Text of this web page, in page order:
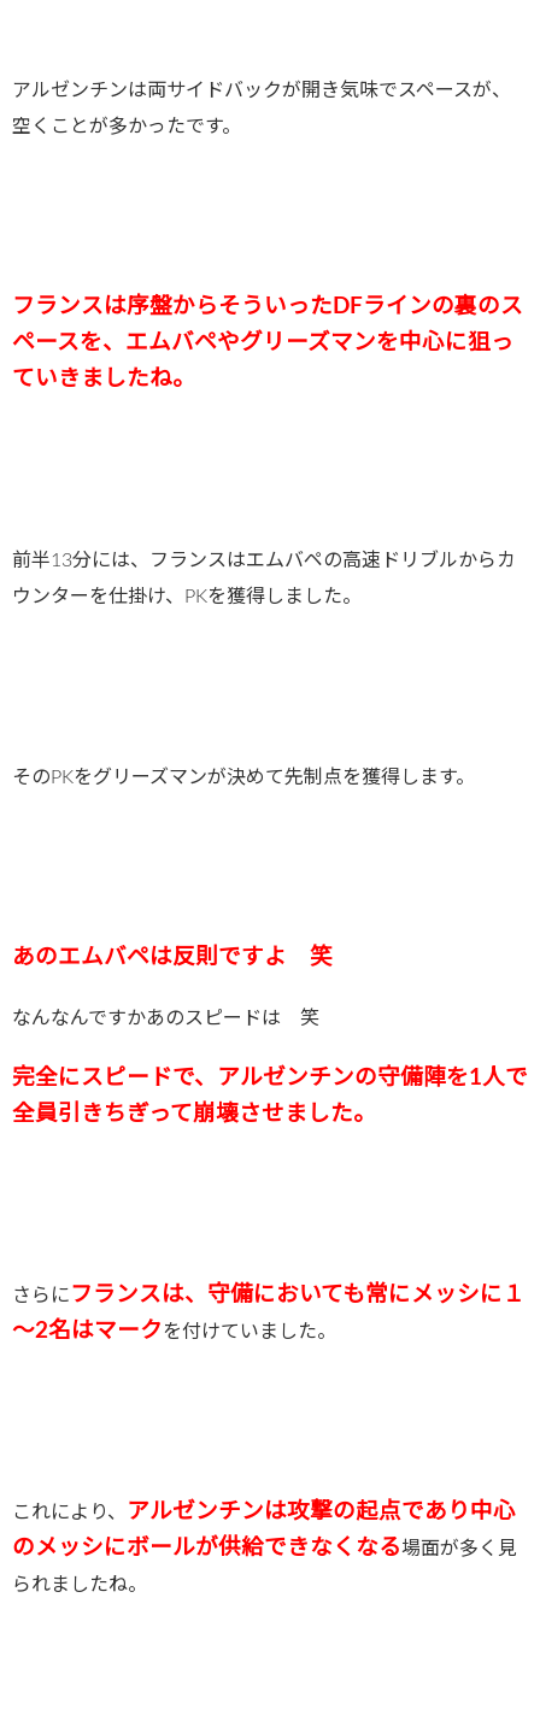
アルゼンチンは両サイドバックが開き気味でスペースが、
空くことが多かったです。
フランスは序盤からそういったDFラインの裏のス
ペースを、エムバペやグリーズマンを中心に狙っ
ていきましたね。
前半13分には、フランスはエムバペの高速ドリブルからカ
ウンターを仕掛け、PKを獲得しました。
そのPKをグリーズマンが決めて先制点を獲得します。
あのエムバペは反則ですよ 笑
なんなんですかあのスピードは 笑
完全にスピードで、アルゼンチンの守備陣を1人で
全員引きちぎって崩壊させました。
さらにフランスは、守備においても常にメッシに１
～2名はマークを付けていました。
これにより、
アルゼンチンは攻撃の起点であり中心
のメッシにボールが供給できなくなる場面が多く見
られましたね。